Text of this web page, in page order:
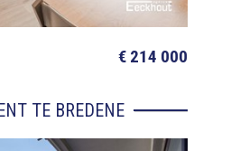
€ 214 000
TE BREDENE